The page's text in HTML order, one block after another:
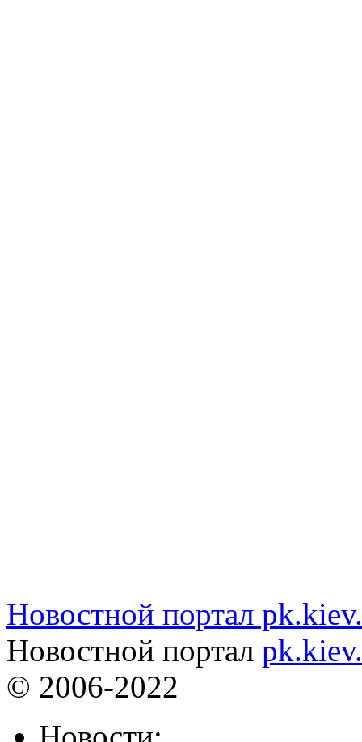
Новостной портал
Новостной портал
© 2006-2022